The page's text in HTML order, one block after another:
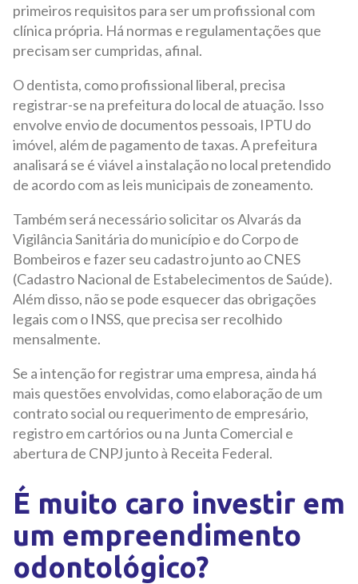
primeiros requisitos para ser um profissional com
clínica própria. Há normas e regulamentações que
precisam ser cumpridas, afinal.
O dentista, como profissional liberal, precisa
registrar-se na prefeitura do local de atuação. Isso
envolve envio de documentos pessoais, IPTU do
imóvel, além de pagamento de taxas. A prefeitura
analisará se é viável a instalação no local pretendido
de acordo com as leis municipais de zoneamento.
Também será necessário solicitar os Alvarás da
Vigilância Sanitária do município e do Corpo de
Bombeiros e fazer seu cadastro junto ao CNES
(Cadastro Nacional de Estabelecimentos de Saúde).
Além disso, não se pode esquecer das obrigações
legais com o INSS, que precisa ser recolhido
mensalmente.
Se a intenção for registrar uma empresa, ainda há
mais questões envolvidas, como elaboração de um
contrato social ou requerimento de empresário,
registro em cartórios ou na Junta Comercial e
abertura de CNPJ junto à Receita Federal.
É muito caro investir em
um empreendimento
odontológico?